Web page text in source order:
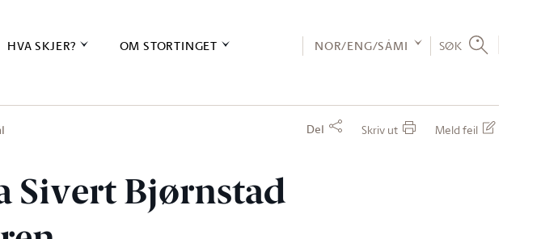
HVA SKJER? OM STORTINGET NOR/ENG/SÁMI SØK
Del Skriv ut Meld feil
Sivert Bjørnstad